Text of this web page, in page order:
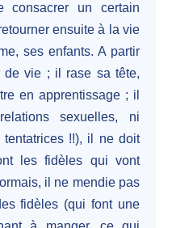
consacrer un certain
ensuite à la vie
ses enfants. A partir
vie ; il rase sa tête,
en apprentissage ; il
sexuelles, ni
!!), il ne doit
les fidèles qui vont
il ne mendie pas
fidèles (qui font une